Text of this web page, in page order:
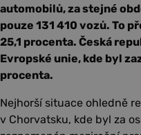
automobilů, za stejné
pouze 131 410 vozů. To
25,1 procenta. Česká
Evropské unie, kde byl
procenta.
Nejhorší situace ohledně
v Chorvatsku, kde byl za